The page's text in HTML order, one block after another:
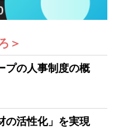
＞
の人事制度の概
活性化」を実現